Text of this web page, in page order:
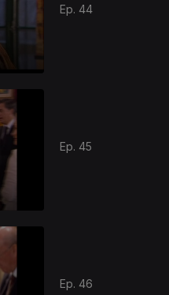
Ep. 44
Ep. 45
Ep. 46